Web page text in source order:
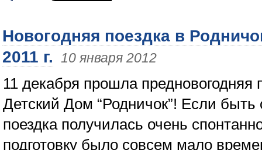
Новогодняя поездка в
2011 г.
10 января 2012
11 декабря прошла предновогодняя
Детский Дом “Родничок”! Если быть
поездка получилась очень
подготовку было совсем мало